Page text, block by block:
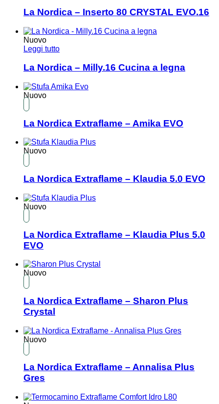
La Nordica – Inserto 80 CRYSTAL EVO.16
Nuovo
Leggi tutto
La Nordica – Milly.16 Cucina a legna
Nuovo
La Nordica Extraflame – Amika EVO
Nuovo
La Nordica Extraflame – Klaudia 5.0 EVO
Nuovo
La Nordica Extraflame – Klaudia Plus 5.0
EVO
Nuovo
La Nordica Extraflame – Sharon Plus
Crystal
Nuovo
La Nordica Extraflame – Annalisa Plus
Gres